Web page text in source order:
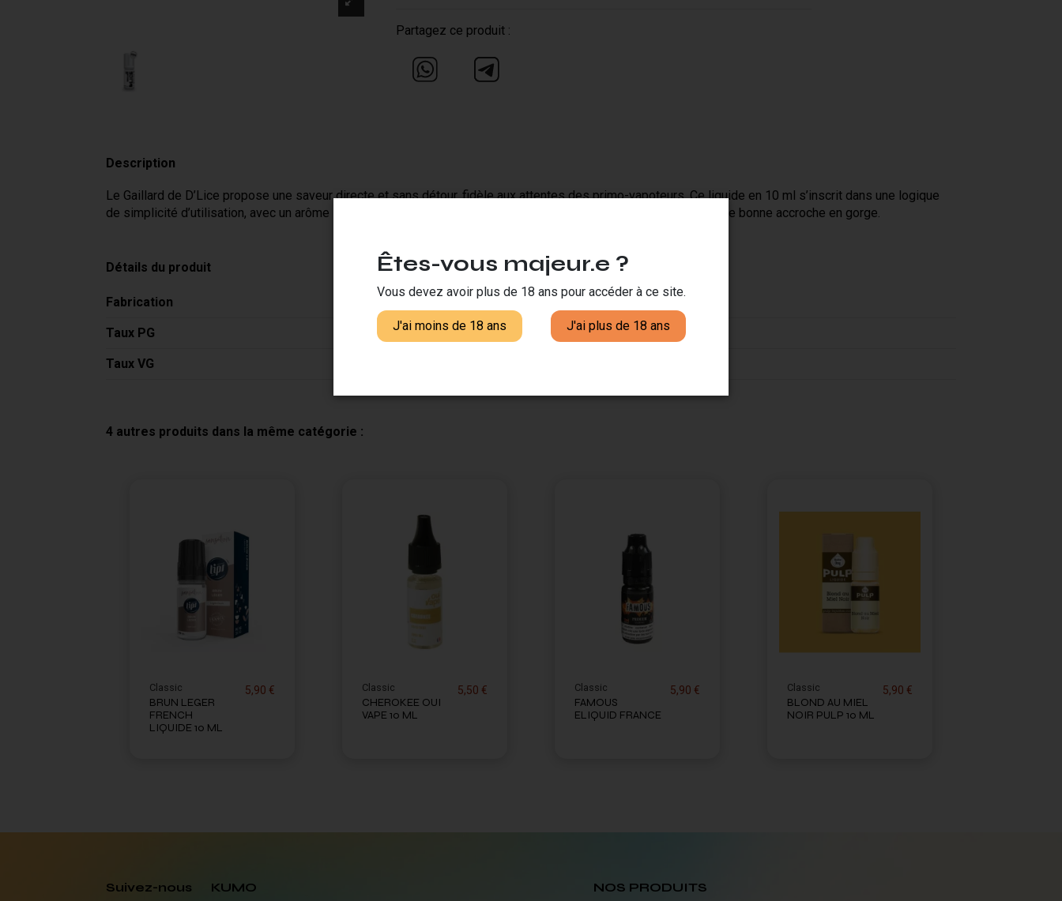
Partagez ce produit :
Description
Le Gaillard de D’Lice propose une saveur directe et sans détour, fidèle aux attentes des primo-vapoteurs. Ce liquide en 10 ml s’inscrit dans une logique
de simplicité d’utilisation, avec un arôme sec adapté aux débuts dans la vape. Son ratio PG/VG 70/30 favorise une bonne accroche en gorge.
Détails du produit
Fabrication France
Taux PG
Taux VG
4 autres produits dans la même catégorie :
Classic
BRUN LEGER
FRENCH
LIQUIDE 10 ML
5,90 € Classic
CHEROKEE OUI
VAPE 10 ML
5,50 € Classic
FAMOUS
ELIQUID FRANCE
5,90 € Classic
BLOND AU MIEL
NOIR PULP 10 ML
5,90 €
Suivez-nous KUMO NOS PRODUITS
Êtes-vous majeur.e ?
Vous devez avoir plus de 18 ans pour accéder à ce site.
J'ai moins de 18 ans J'ai plus de 18 ans